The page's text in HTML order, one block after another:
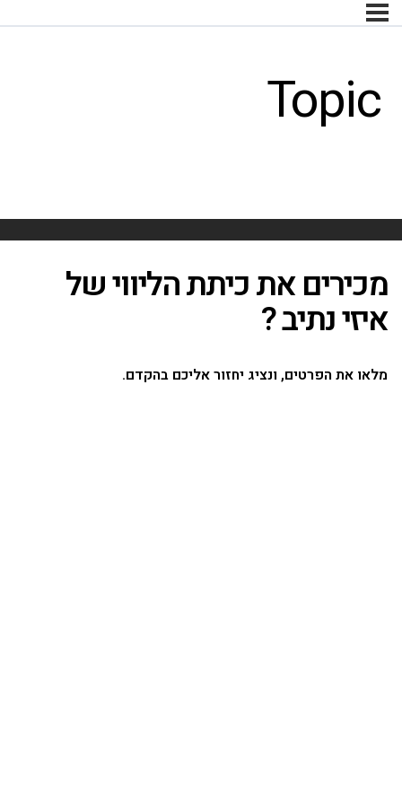
Topic
מכירים את כיתת הליווי של
איזי נתיב ?
מלאו את הפרטים, ונציג יחזור אליכם בהקדם.